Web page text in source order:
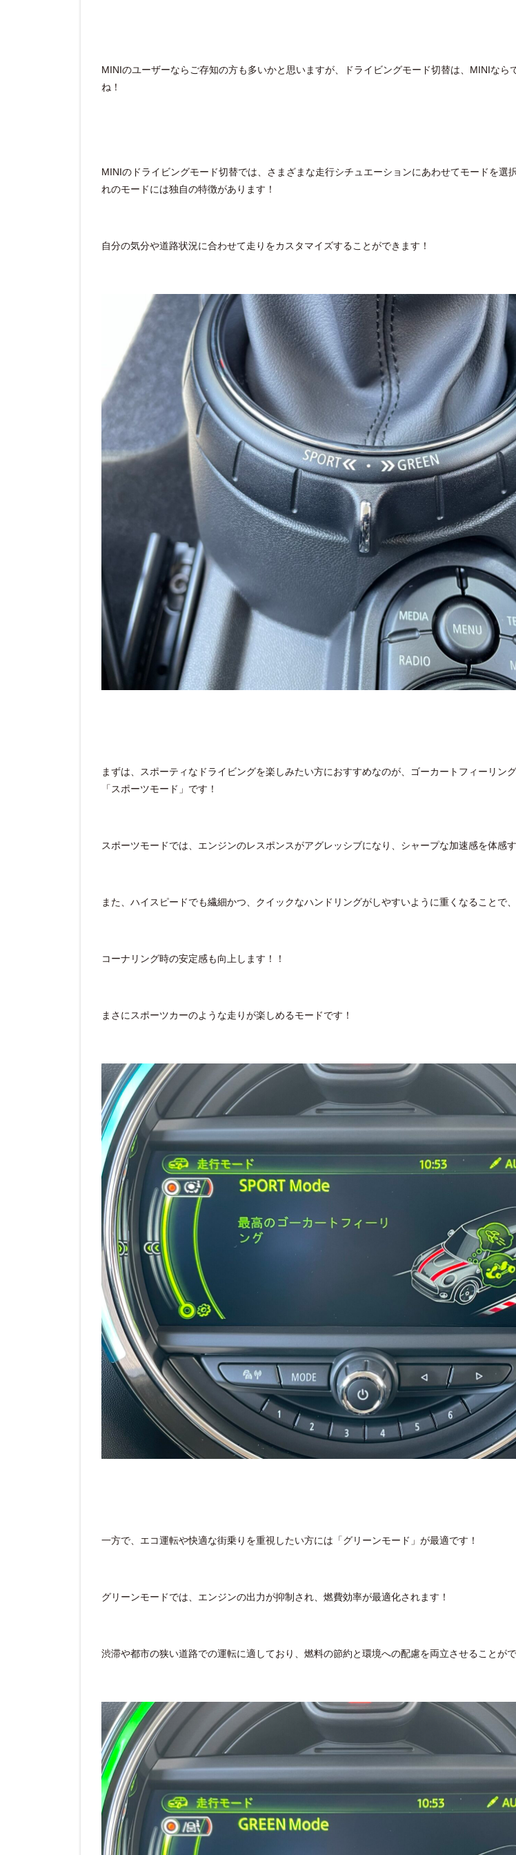
MINIのユーザーならご存知の方も多いかと思いますが、ドライビングモード切替は、MINIなら
ね！
MINIのドライビングモード切替では、さまざまな走行シチュエーションにあわせてモードを選
れのモードには独自の特徴があります！
自分の気分や道路状況に合わせて走りをカスタマイズすることができます！
まずは、スポーティなドライビングを楽しみたい方におすすめなのが、ゴーカートフィーリン
「スポーツモード」です！
スポーツモードでは、エンジンのレスポンスがアグレッシブになり、シャープな加速感を体感
また、ハイスピードでも繊細かつ、クイックなハンドリングがしやすいように重くなることで、
コーナリング時の安定感も向上します！！
まさにスポーツカーのような走りが楽しめるモードです！
一方で、エコ運転や快適な街乗りを重視したい方には「グリーンモード」が最適です！
グリーンモードでは、エンジンの出力が抑制され、燃費効率が最適化されます！
渋滞や都市の狭い道路での運転に適しており、燃料の節約と環境への配慮を両立させることがで